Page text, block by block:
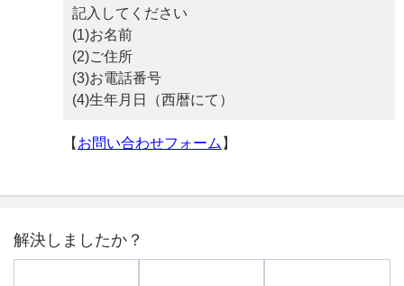
記入してください
(1)お名前
(2)ご住所
(3)お電話番号
(4)生年月日（西暦にて）
【 お問い合わせフォーム 】
解決しましたか？